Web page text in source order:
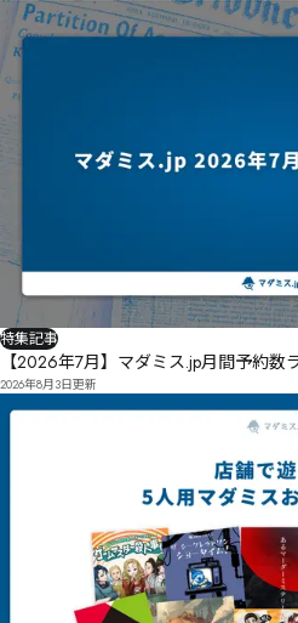
特集記事
【2026年7月】マダミス.jp月間予約数
2026年8月3日更新